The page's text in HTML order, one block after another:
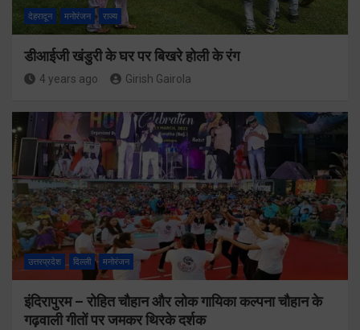
देहरादून मनोरंजन राज्य
डीआईजी खंडुरी के घर पर बिखरे होली के रंग
4 years ago Girish Gairola
उत्तरप्रदेश दिल्ली मनोरंजन
इंदिरापुरम – रोहित चौहान और लोक गायिका कल्पना चौहान के
गढ़वाली गीतों पर जमकर थिरके दर्शक